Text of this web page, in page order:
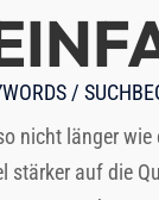
/
nicht länger
stärker auf die